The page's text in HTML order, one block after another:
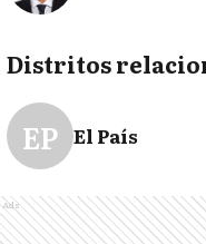
Distritos
EP El País
Ads